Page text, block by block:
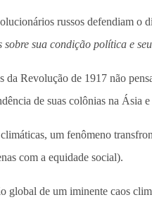
russos defendiam o
sobre sua condição política e
da Revolução de 1917 não
de suas colônias na Ásia
um fenômeno
com a equidade social).
global de um iminente caos